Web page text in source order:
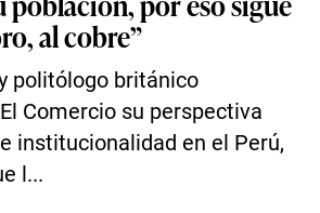
al cobre”
politólogo británico
Comercio su perspectiva
institucionalidad en el Perú,
l...